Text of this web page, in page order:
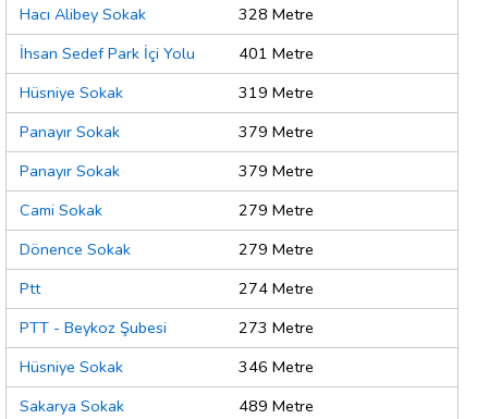
Hacı Alibey Sokak
328 Metre
İhsan Sedef Park İçi Yolu
401 Metre
Hüsniye Sokak
319 Metre
Panayır Sokak
379 Metre
Panayır Sokak
379 Metre
Cami Sokak
279 Metre
Dönence Sokak
279 Metre
Ptt
274 Metre
PTT - Beykoz Şubesi
273 Metre
Hüsniye Sokak
346 Metre
Sakarya Sokak
489 Metre